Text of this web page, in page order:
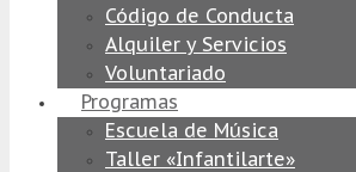
Código de Conducta
Alquiler y Servicios
Voluntariado
Programas
Escuela de Música
Taller «Infantilarte»